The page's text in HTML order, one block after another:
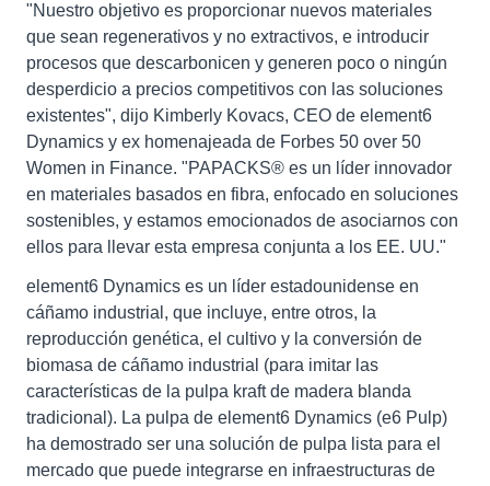
"Nuestro objetivo es proporcionar nuevos materiales
que sean regenerativos y no extractivos, e introducir
procesos que descarbonicen y generen poco o ningún
desperdicio a precios competitivos con las soluciones
existentes", dijo Kimberly Kovacs, CEO de element6
Dynamics y ex homenajeada de Forbes 50 over 50
Women in Finance. "PAPACKS® es un líder innovador
en materiales basados en fibra, enfocado en soluciones
sostenibles, y estamos emocionados de asociarnos con
ellos para llevar esta empresa conjunta a los EE. UU."
element6 Dynamics es un líder estadounidense en
cáñamo industrial, que incluye, entre otros, la
reproducción genética, el cultivo y la conversión de
biomasa de cáñamo industrial (para imitar las
características de la pulpa kraft de madera blanda
tradicional). La pulpa de element6 Dynamics (e6 Pulp)
ha demostrado ser una solución de pulpa lista para el
mercado que puede integrarse en infraestructuras de